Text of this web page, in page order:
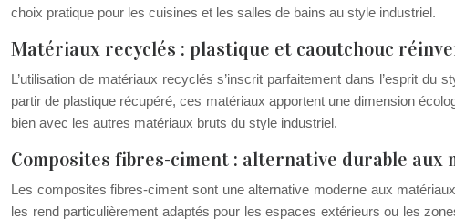
choix pratique pour les cuisines et les salles de bains au style industriel.
Matériaux recyclés : plastique et caoutchouc
L’utilisation de matériaux recyclés s’inscrit parfaitement dans l’esprit
partir de plastique récupéré, ces matériaux apportent une dimension
bien avec les autres matériaux bruts du style industriel.
Composites fibres-ciment : alternative durable
Les composites fibres-ciment sont une alternative moderne aux
les rend particulièrement adaptés pour les espaces extérieurs ou les